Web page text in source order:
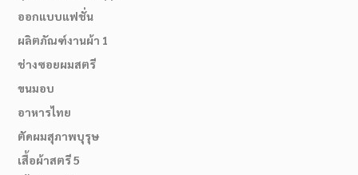
ออกแบบแฟชั่น
ผลิตภัณฑ์งานผ้า 1
ช่างซอยผมสตรี
ขนมอบ
อาหารไทย
ตัดผมสุภาพบุรุษ
เสื้อผ้าสตรี 5